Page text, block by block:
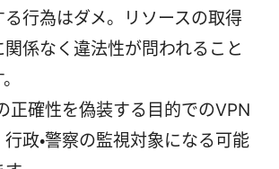
る行為はダメ。リソースの取得
係なく違法性が問われること
正確性を偽装する目的でのVPN
政・警察の監視対象になる可能